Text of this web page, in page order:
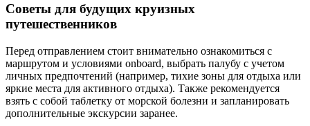
Советы для будущих круизных
путешественников
Перед отправлением стоит внимательно ознакомиться с
маршрутом и условиями onboard, выбрать палубу с учетом
личных предпочтений (например, тихие зоны для отдыха или
яркие места для активного отдыха). Также рекомендуется
взять с собой таблетку от морской болезни и запланировать
дополнительные экскурсии заранее.